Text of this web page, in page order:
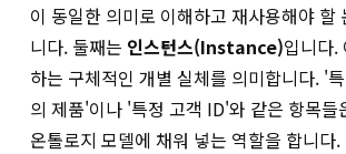
이 동일한 의미로 이해하고 재사용해야 할
니다. 둘째는 인스턴스(Instance)입니다.
하는 구체적인 개별 실체를 의미합니다. '
의 제품'이나 '특정 고객 ID'와 같은 항목들
온톨로지 모델에 채워 넣는 역할을 합니다.